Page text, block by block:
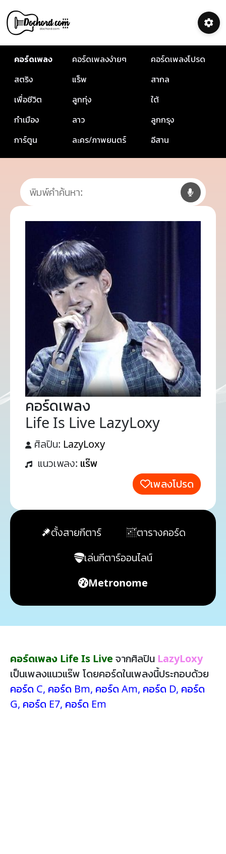
คอร์ดเพลง คอร์ดเพลงง่ายๆ
คอร์ดเพลงโปรด
สตริง
แร็พ
สากล
เพื่อชีวิต
ลูกทุ่ง
ใต้
กำเมือง
ลาว
ลูกกรุง
การ์ตูน
ละคร/ภาพยนตร์ อีสาน
คอร์ดเพลง
Life Is Live LazyLoxy
ศิลปิน: LazyLoxy
แนวเพลง: แร๊พ
เพลงโปรด
ตั้งสายกีตาร์
ตารางคอร์ด
เล่นกีตาร์ออนไลน์
Metronome
คอร์ดเพลง Life Is Live จากศิลปิน LazyLoxy
เป็นเพลงแนวแร๊พ โดยคอร์ดในเพลงนี้ประกอบด้วย
คอร์ด C, คอร์ด Bm, คอร์ด Am, คอร์ด D, คอร์ด
G, คอร์ด E7, คอร์ด Em